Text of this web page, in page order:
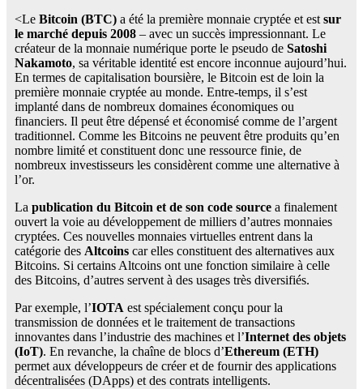
<Le Bitcoin (BTC) a été la première monnaie cryptée et estsur
le marché depuis 2008 – avec un succès impressionnant. Le
créateur de la monnaie numérique porte le pseudo de Satoshi
Nakamoto, sa véritable identité est encore inconnue aujourd’hui.
En termes de capitalisation boursière, le Bitcoin est de loin la
première monnaie cryptée au monde. Entre-temps, il s’est
implanté dans de nombreux domaines économiques ou
financiers. Il peut être dépensé et économisé comme de l’argent
traditionnel. Comme les Bitcoins ne peuvent être produits qu’en
nombre limité et constituent donc une ressource finie, de
nombreux investisseurs les considèrent comme une alternative à
l’or.
La publication du Bitcoin et de son code source a finalement
ouvert la voie au développement de milliers d’autres monnaies
cryptées. Ces nouvelles monnaies virtuelles entrent dans la
catégorie des Altcoins car elles constituent des alternatives aux
Bitcoins. Si certains Altcoins ont une fonction similaire à celle
des Bitcoins, d’autres servent à des usages très diversifiés.
Par exemple, l’IOTA est spécialement conçu pour la
transmission de données et le traitement de transactions
innovantes dans l’industrie des machines et l’Internet des objets
(IoT). En revanche, la chaîne de blocs d’Ethereum (ETH)
permet aux développeurs de créer et de fournir des applications
décentralisées (DApps) et des contrats intelligents.